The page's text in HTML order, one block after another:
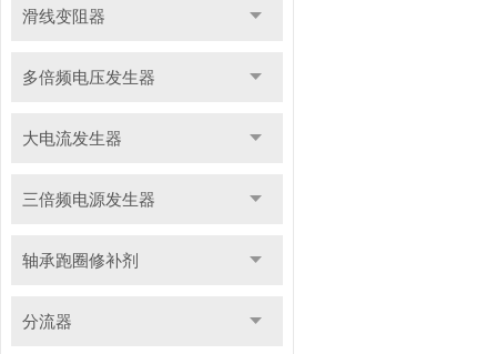
滑线变阻器
多倍频电压发生器
大电流发生器
三倍频电源发生器
轴承跑圈修补剂
分流器